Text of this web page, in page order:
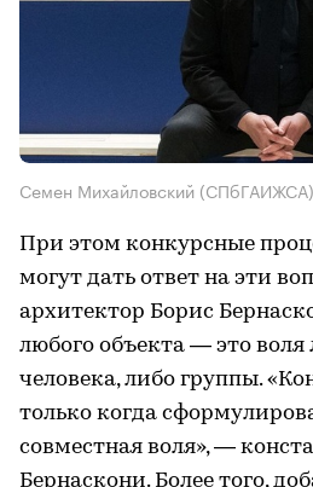
Семен Михайловский (СПбГАИЖСА)
При этом конкурсные
могут дать ответ на эти
архитектор Борис
любого объекта — это воля
человека, либо группы.
только когда
совместная воля», —
Бернаскони. Более того,